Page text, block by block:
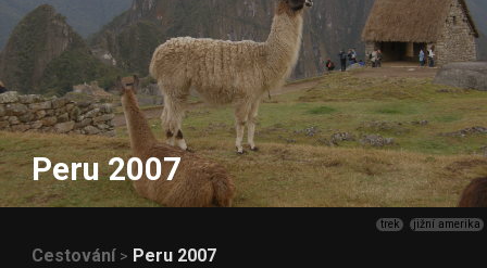
Peru 2007
trek jižní amerika
Cestování> Peru 2007